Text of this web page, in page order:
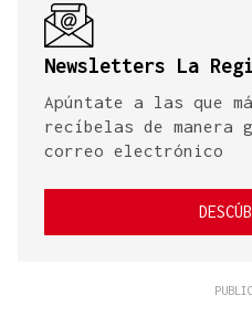
Newsletters La
Apúntate a las que
recíbelas de manera
correo electrónico